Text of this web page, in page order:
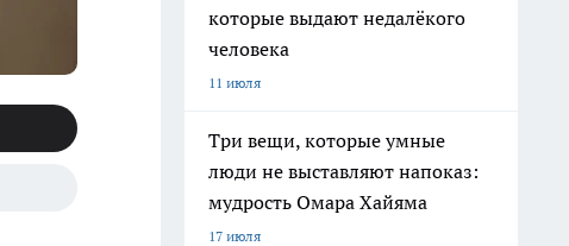
которые выдают недалёкого
человека
11 июля
Три вещи, которые умные
люди не выставляют напоказ:
мудрость Омара Хайяма
17 июля